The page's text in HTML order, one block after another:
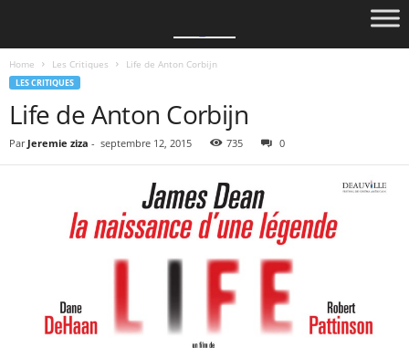
Home Les Critiques Life de Anton Corbijn
LES CRITIQUES
Life de Anton Corbijn
Par Jeremie ziza - septembre 12, 2015 735 0